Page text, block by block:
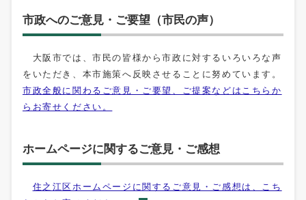
市政へのご意見・ご要望（市民の声）
大阪市では、市民の皆様から市政に対するいろいろな声
をいただき、本市施策へ反映させることに努めています。
市政全般に関わるご意見・ご要望、ご提案などはこちらか
らお寄せください。
ホームページに関するご意見・ご感想
住之江区ホームページに関するご意見・ご感想は、こち